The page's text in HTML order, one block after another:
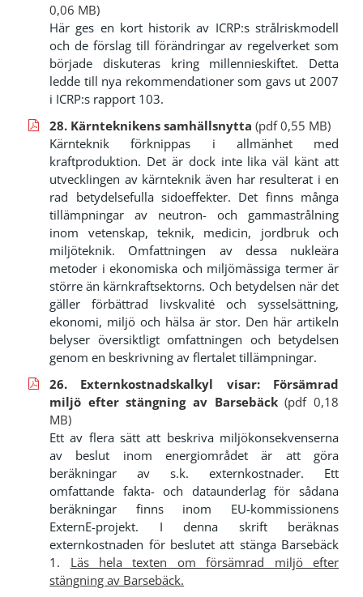
0,06 MB)
Här ges en kort historik av ICRP:s strålriskmodell
och de förslag till förändringar av regelverket som
började diskuteras kring millennieskiftet. Detta
ledde till nya rekommendationer som gavs ut 2007
i ICRP:s rapport 103.
28. Kärnteknikens samhällsnytta (pdf 0,55 MB)
Kärnteknik förknippas i allmänhet med
kraftproduktion. Det är dock inte lika väl känt att
utvecklingen av kärnteknik även har resulterat i en
rad betydelsefulla sidoeffekter. Det finns många
tillämpningar av neutron- och gammastrålning
inom vetenskap, teknik, medicin, jordbruk och
miljöteknik. Omfattningen av dessa nukleära
metoder i ekonomiska och miljömässiga termer är
större än kärnkraftsektorns. Och betydelsen när det
gäller förbättrad livskvalité och sysselsättning,
ekonomi, miljö och hälsa är stor. Den här artikeln
belyser översiktligt omfattningen och betydelsen
genom en beskrivning av flertalet tillämpningar.
26. Externkostnadskalkyl visar: Försämrad
miljö efter stängning av Barsebäck(pdf 0,18
MB)
Ett av flera sätt att beskriva miljökonsekvenserna
av beslut inom energiområdet är att göra
beräkningar av s.k. externkostnader. Ett
omfattande fakta- och dataunderlag för sådana
beräkningar finns inom EU-kommissionens
ExternE-projekt. I denna skrift beräknas
externkostnaden för beslutet att stänga Barsebäck
1. Läs hela texten om försämrad miljö efter
stängning av Barsebäck.